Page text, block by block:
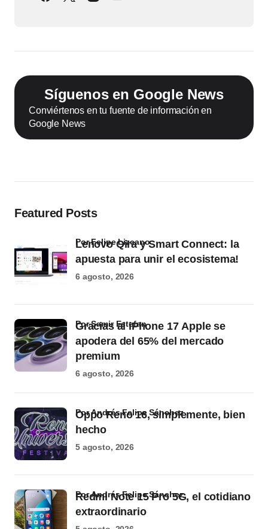
Síguenos en Google News
Conviértenos en tu fuente de información en
Google News
Featured Posts
Lenovo Qira y Smart Connect: la
apuesta para unir el ecosistema!
por Felipe Lizcano
6 agosto, 2026
Gracias al iPhone 17 Apple se
apodera del 65% del mercado
premium
por Samir Estefan
6 agosto, 2026
Oppo Reno 16, simplemente, bien
hecho
por Andrés Felipe Sánchez
5 agosto, 2026
Redmi Note 15 Pro 5G, el cotidiano
extraordinario
por Andrés Felipe Sánchez